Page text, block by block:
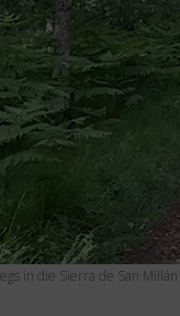
in die Sierra de San Millán